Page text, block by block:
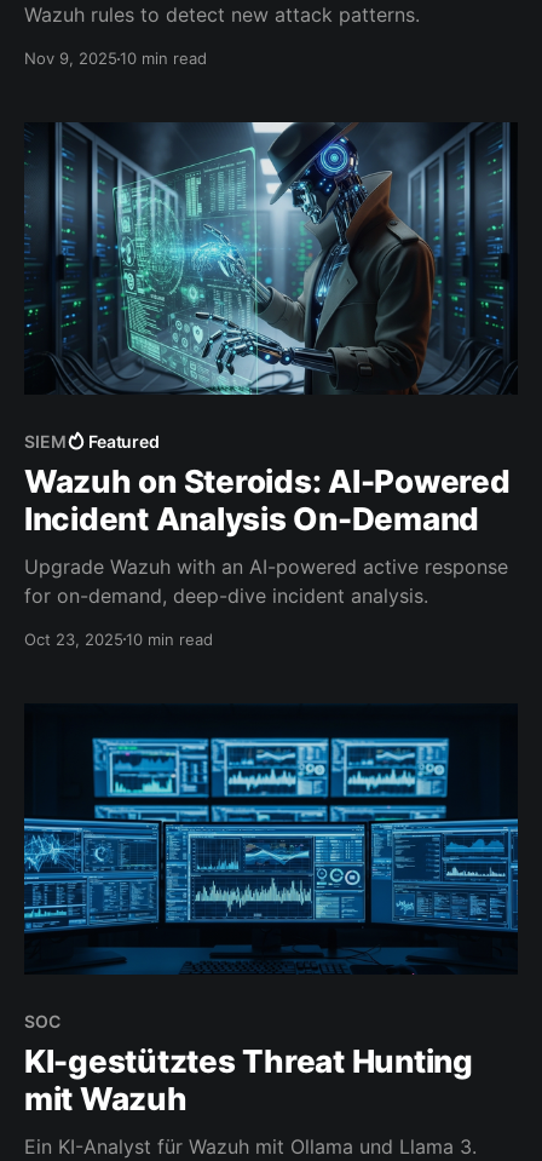
Wazuh rules to detect new attack patterns.
Nov 9, 202510 min read
SIEM Featured
Wazuh on Steroids: AI-Powered
Incident Analysis On-Demand
Upgrade Wazuh with an AI-powered active response
for on-demand, deep-dive incident analysis.
Oct 23, 202510 min read
SOC
KI-gestütztes Threat Hunting
mit Wazuh
Ein KI-Analyst für Wazuh mit Ollama und Llama 3.